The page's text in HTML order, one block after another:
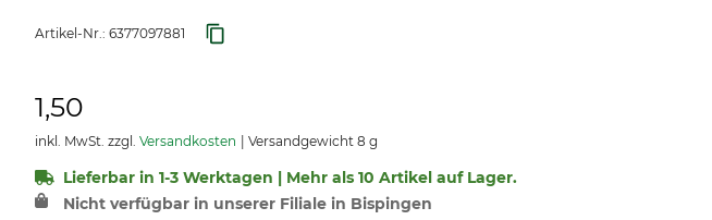
Artikel-Nr.: 6377097881
1,50
inkl. MwSt. zzgl. Versandkosten Versandgewicht 8 g
Lieferbar in 1-3 Werktagen | Mehr als 10 Artikel auf Lager.
Nicht verfügbar in unserer Filiale in Bispingen